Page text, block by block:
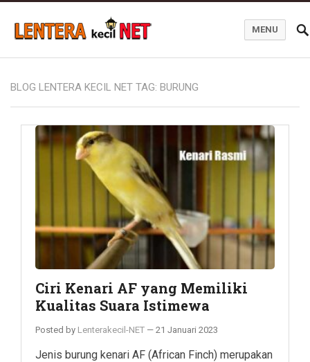
MENU
BLOG LENTERA KECIL NET TAG: BURUNG
Ciri Kenari AF yang Memiliki
Kualitas Suara Istimewa
Posted by Lenterakecil-NET — 21 Januari 2023
Jenis burung kenari AF (African Finch) merupakan